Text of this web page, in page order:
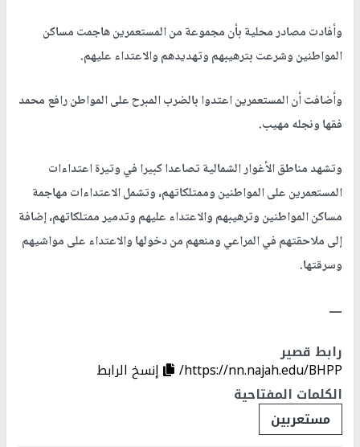
وأفادت مصادر محلية بأن مجموعة من المستعمرين هاجمت مساكن
المواطنين وشرعت بترهيبهم وتهديدهم والاعتداء عليهم.
وأضافت أن المستعمرين اعتدوا بالضرب المبرح على المواطن رافع محمد
فقها ونجله مهيب.
وتشهد مناطق الأغوار الشمالية تصاعدا كبيرا في وتيرة اعتداءات
المستعمرين على المواطنين وممتلكاتهم، وتشمل الاعتداءات مهاجمة
مساكن المواطنين وترهيبهم والاعتداء عليهم وتدمير ممتلكاتهم، إضافة
إلى ملاحقتهم في المراعي ومنعهم من دخولها والاعتداء على مواشيهم
وسرقتها.
ــــ
رابط قصير
https://nn.najah.edu/BHPP/
إنسخ الرابط
الكلمات المفتاحية
مستعربين